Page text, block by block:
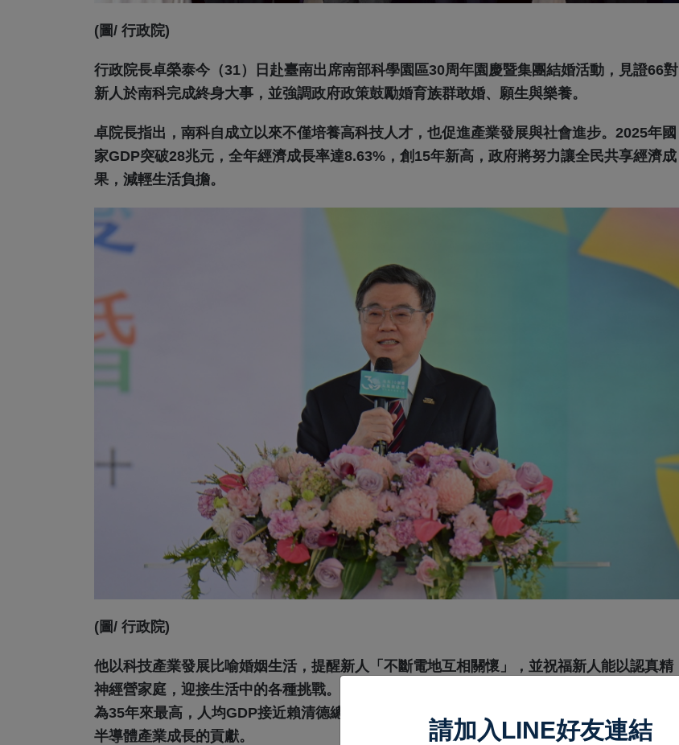
(圖/ 行政院)
行政院長卓榮泰今（31）日赴臺南出席南部科學園區30周年園慶暨集團結婚活動，見證66對
新人於南科完成終身大事，並強調政府政策鼓勵婚育族群敢婚、願生與樂養。
卓院長指出，南科自成立以來不僅培養高科技人才，也促進產業發展與社會進步。2025年國
家GDP突破28兆元，全年經濟成長率達8.63%，創15年新高，政府將努力讓全民共享經濟成
果，減輕生活負擔。
(圖/ 行政院)
他以科技產業發展比喻婚姻生活，提醒新人「不斷電地互相關懷」，並祝福新人能以認真精
神經營家庭，迎接生活中的各種挑戰。卓院長同時公布，去年第四季經濟成長率達12.68%，
為35年來最高，人均GDP接近賴清德總統設定的4萬美金目標，並特別感謝南科工作夥伴對
半導體產業成長的貢獻。
請加入LINE好友連結